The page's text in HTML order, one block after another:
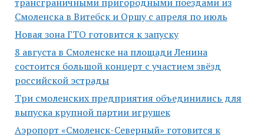
Смоленска в Витебск и Оршу с апреля по июль
Новая зона ГТО готовится к запуску
8 августа в Смоленске на площади Ленина
состоится большой концерт с участием звёзд
российской эстрады
Три смоленских предприятия объединились для
выпуска крупной партии игрушек
Аэропорт «Смоленск-Северный» готовится к